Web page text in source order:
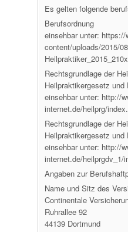
Es gelten folgende
Berufsordnung
einsehbar unter: https://
content/uploads/2015/
Rechtsgrundlage der
Heilpraktikergesetz und
einsehbar unter: http://
internet.de/heilprg/
Rechtsgrundlage der
Heilpraktikergesetz und
einsehbar unter: http://
internet.de/heilprgdv_1/
Angaben zur
Name und Sitz des
Continentale
Ruhrallee 92
44139 Dortmund